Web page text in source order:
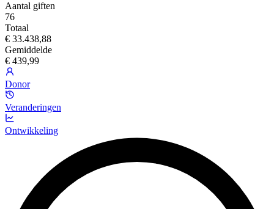
Aantal giften
76
Totaal
€ 33.438,88
Gemiddelde
€ 439,99
Donor
Veranderingen
Ontwikkeling